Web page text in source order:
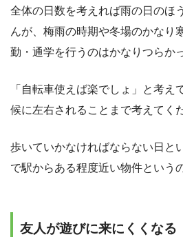
全体の日数を考えれば雨の日のほ
んが、梅雨の時期や冬場のかなり
勤・通学を行うのはかなりつらか
「自転車使えば楽でしょ」と考え
候に左右されることまで考えてく
歩いていかなければならない日と
で駅からある程度近い物件という
友人が遊びに来にくくなる